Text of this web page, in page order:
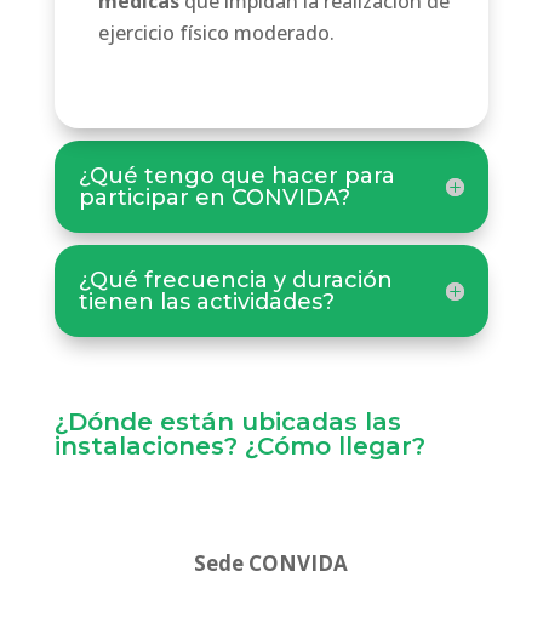
ejercicio físico moderado.
¿Qué tengo que hacer para
participar en CONVIDA?
¿Qué frecuencia y duración
tienen las actividades?
¿Dónde están ubicadas las
instalaciones? ¿Cómo llegar?
Sede CONVIDA